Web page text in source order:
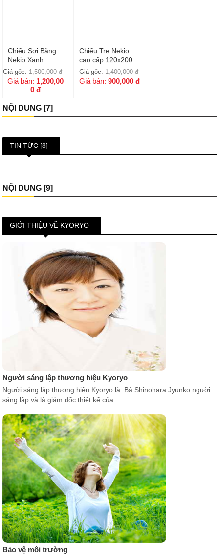
Chiếu Sợi Băng
Nekio Xanh
Giá gốc: 1,500,000 đ
Giá bán: 1,200,00
0 đ
Chiếu Tre Nekio
cao cấp 120x200
Giá gốc:1,400,000 đ
Giá bán: 900,000 đ
NỘI DUNG [7]
TIN TỨC [8]
NỘI DUNG [9]
GIỚI THIỆU VỀ KYORYO
Người sáng lập thương hiệu Kyoryo
Người sáng lập thương hiệu Kyoryo là: Bà Shinohara Jyunko người
sáng lập và là giám đốc thiết kế của
Bảo vệ môi trường